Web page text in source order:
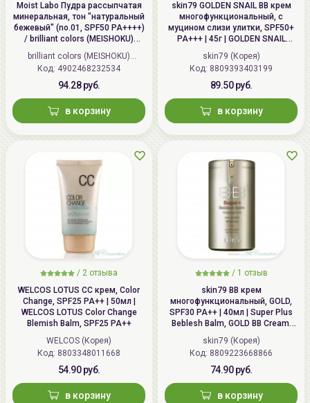
Moist Labo Пудра рассыпчатая
минеральная, тон "натуральный
бежевый" (no.01, SPF50 PA++++)
/ brilliant colors (MEISHOKU)
MOISTO-LABO BB MINERAL
FOUNDATION
brilliant colors (MEISHOKU)
(Япония)
Код: 4902468232534
94.28 руб.
в корзину
skin79 GOLDEN SNAIL ВВ крем
многофункциональный, с
муцином слизи улитки, SPF50+
PA+++ | 45г | GOLDEN SNAIL
Intensive BB Cream, SPF50+
PA+++
skin79 (Корея)
Код: 8809393403199
89.50 руб.
в корзину
/ 2 отзыва
WELCOS LOTUS СС крем, Color
Change, SPF25 PA++ | 50мл |
WELCOS LOTUS Color Change
Blemish Balm, SPF25 PA++
WELCOS (Корея)
Код: 8803348011668
54.90 руб.
в корзину
/ 1 отзыв
skin79 ВВ крем
многофункциональный, GOLD,
SPF30 PA++ | 40мл | Super Plus
Beblesh Balm, GOLD BB Cream,
SPF30 PA++
skin79 (Корея)
Код: 8809223668866
74.90 руб.
в корзину